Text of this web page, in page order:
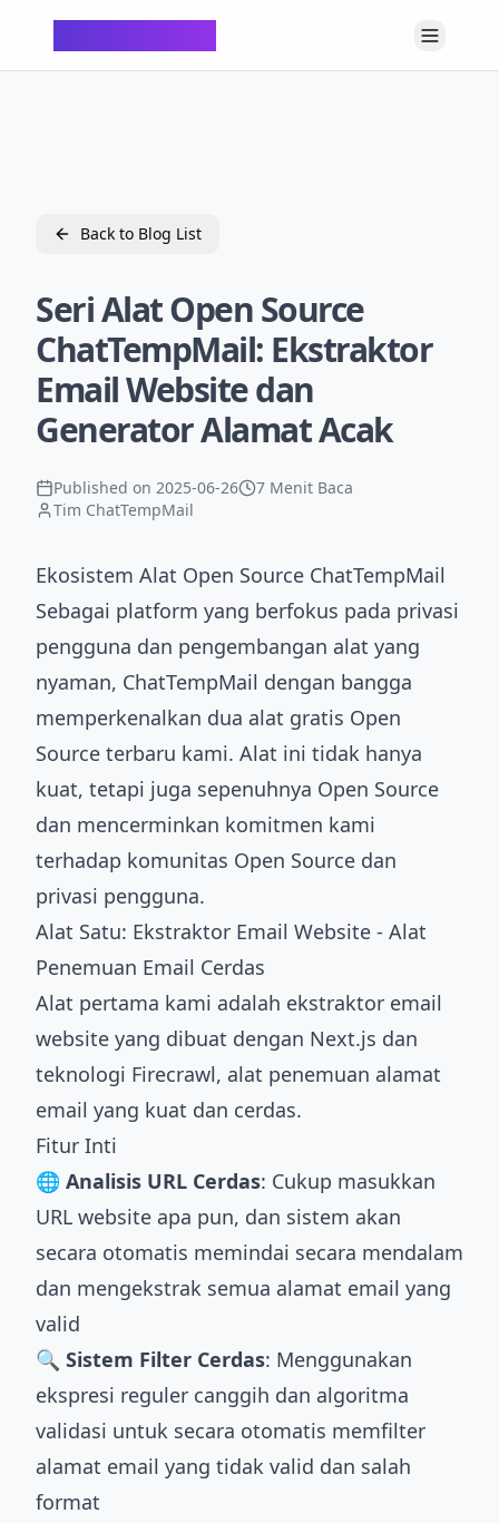
Back to Blog List
Seri Alat Open Source
ChatTempMail: Ekstraktor
Email Website dan
Generator Alamat Acak
Published on 2025-06-26
7 Menit Baca
Tim ChatTempMail
Ekosistem Alat Open Source ChatTempMail
Sebagai platform yang berfokus pada privasi
pengguna dan pengembangan alat yang
nyaman, ChatTempMail dengan bangga
memperkenalkan dua alat gratis Open
Source terbaru kami. Alat ini tidak hanya
kuat, tetapi juga sepenuhnya Open Source
dan mencerminkan komitmen kami
terhadap komunitas Open Source dan
privasi pengguna.
Alat Satu: Ekstraktor Email Website - Alat
Penemuan Email Cerdas
Alat pertama kami adalah ekstraktor email
website yang dibuat dengan Next.js dan
teknologi Firecrawl, alat penemuan alamat
email yang kuat dan cerdas.
Fitur Inti
🌐 Analisis URL Cerdas: Cukup masukkan
URL website apa pun, dan sistem akan
secara otomatis memindai secara mendalam
dan mengekstrak semua alamat email yang
valid
🔍 Sistem Filter Cerdas: Menggunakan
ekspresi reguler canggih dan algoritma
validasi untuk secara otomatis memfilter
alamat email yang tidak valid dan salah
format